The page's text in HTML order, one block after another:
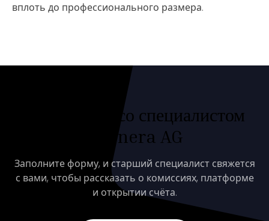
вплоть до профессионального размера.
Поговорите со специалистом
Axonera AG
Заполните форму, и старший специалист свяжется
с вами, чтобы рассказать о комиссиях, платформе
и открытии счёта.